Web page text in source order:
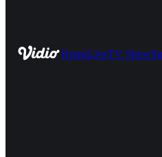
HomeLiveTV Show